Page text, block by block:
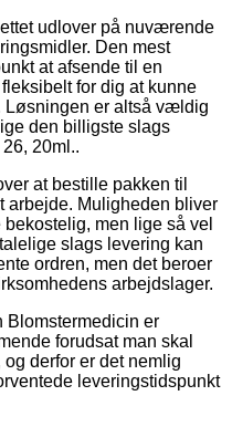
udlover på nuværende
Den mest
at afsende til en
for dig at kunne
Løsningen er altså vældig
den billigste slags
20ml..
at bestille pakken til
arbejde. Muligheden bliver
men lige så vel
slags levering kan
ordren, men det beroer
arbejdslager.
Blomstermedicin er
forudsat man skal
derfor er det nemlig
leveringstidspunkt